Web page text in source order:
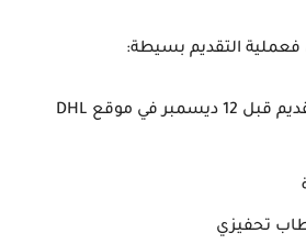
فعملية التقديم بسيطة:
12 ديسمبر
في موقع DHL
تحفيزي